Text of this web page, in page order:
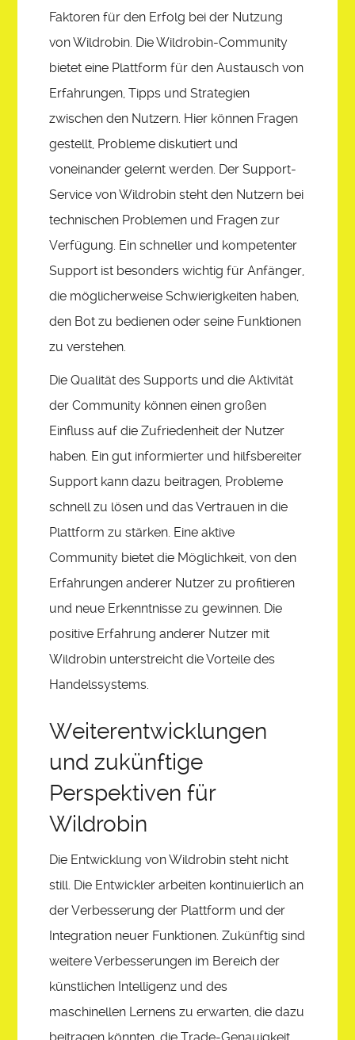
Faktoren für den Erfolg bei der Nutzung
von Wildrobin. Die Wildrobin-Community
bietet eine Plattform für den Austausch von
Erfahrungen, Tipps und Strategien
zwischen den Nutzern. Hier können Fragen
gestellt, Probleme diskutiert und
voneinander gelernt werden. Der Support-
Service von Wildrobin steht den Nutzern bei
technischen Problemen und Fragen zur
Verfügung. Ein schneller und kompetenter
Support ist besonders wichtig für Anfänger,
die möglicherweise Schwierigkeiten haben,
den Bot zu bedienen oder seine Funktionen
zu verstehen.
Die Qualität des Supports und die Aktivität
der Community können einen großen
Einfluss auf die Zufriedenheit der Nutzer
haben. Ein gut informierter und hilfsbereiter
Support kann dazu beitragen, Probleme
schnell zu lösen und das Vertrauen in die
Plattform zu stärken. Eine aktive
Community bietet die Möglichkeit, von den
Erfahrungen anderer Nutzer zu profitieren
und neue Erkenntnisse zu gewinnen. Die
positive Erfahrung anderer Nutzer mit
Wildrobin unterstreicht die Vorteile des
Handelssystems.
Weiterentwicklungen
und zukünftige
Perspektiven für
Wildrobin
Die Entwicklung von Wildrobin steht nicht
still. Die Entwickler arbeiten kontinuierlich an
der Verbesserung der Plattform und der
Integration neuer Funktionen. Zukünftig sind
weitere Verbesserungen im Bereich der
künstlichen Intelligenz und des
maschinellen Lernens zu erwarten, die dazu